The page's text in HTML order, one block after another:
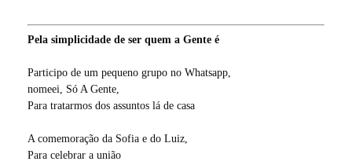
Pela simplicidade de ser quem a Gente é
Participo de um pequeno grupo no Whatsapp,
nomeei, Só A Gente,
Para tratarmos dos assuntos lá de casa
A comemoração da Sofia e do Luiz,
Para celebrar a união